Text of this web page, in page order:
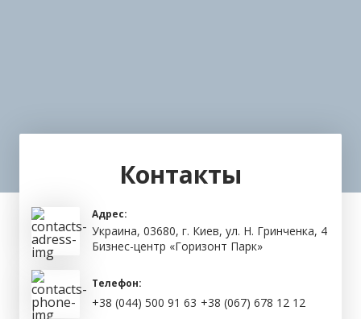
Принцип работы простой: оператор нажимает на пусковую
закреплён рулон со стретч-плёнкой. Кольцо вращается
вокруг изделия и равномерно покрывает его площадь
пленкой. Это помогает герметизировать, упаковать
продукцию и надежно защищать её от возможных
повреждений во время транспортировки. Приводные
боковые пластины фиксируют положение длинномерного
изделия, поэтому упаковка происходит качественно.
Контакты
Адрес:
Украина, 03680, г. Киев, ул. Н. Гринченка, 4
Бизнес-центр «Горизонт Парк»
Телефон:
+38 (044) 500 91 63 +38 (067) 678 12 12